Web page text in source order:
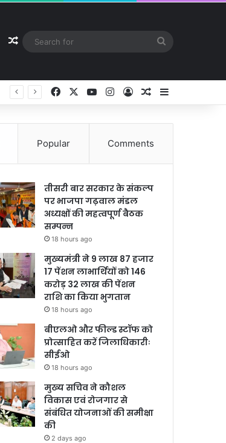
Random Article
Facebook YouTubeInstagram
Log InRandom Article
Popular Comments
तीसरी बार सरकार के संकल्प
पर भाजपा गढ़वाल मंडल
अध्यक्षों की महत्वपूर्ण बैठक
सम्पन्न
18 hours ago
मुख्यमंत्री ने 9 लाख 87 हजार
17 पेंशन लाभार्थियों को 146
करोड़ 32 लाख की पेंशन
राशि का किया भुगतान
18 hours ago
बीएलओ और फील्ड स्टॉफ को
प्रोत्साहित करें जिलाधिकारीः
सीईओ
18 hours ago
मुख्य सचिव ने कौशल
विकास एवं रोजगार से
संबंधित योजनाओं की समीक्षा
की
2 days ago